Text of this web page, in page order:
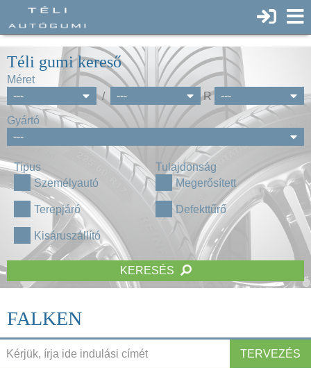
Téli gumi kereső
Méret
/
R
Gyártó
Tipus
Személyautó
Terepjáró
Kisáruszállító
Tulajdonság
Megerősített
Defekttűrő
KERESÉS
FALKEN
TERVEZÉS